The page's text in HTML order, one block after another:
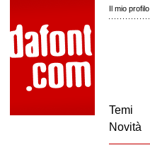
Il mio profilo
Temi
Novità